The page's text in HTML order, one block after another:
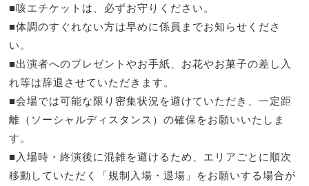
■咳エチケットは、必ずお守りください。
■体調のすぐれない方は早めに係員までお知らせくださ
い。
■出演者へのプレゼントやお手紙、お花やお菓子の差し入
れ等は辞退させていただきます。
■会場では可能な限り密集状況を避けていただき、一定距
離（ソーシャルディスタンス）の確保をお願いいたしま
す。
■入場時・終演後に混雑を避けるため、エリアごとに順次
移動していただく「規制入場・退場」をお願いする場合が